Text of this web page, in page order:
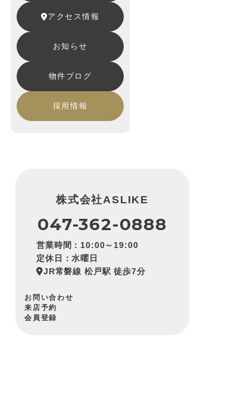
アクセス情報
お知らせ
物件ブログ
採用情報
株式会社ASLIKE
047-362-0888
営業時間：10:00～19:00
定休日：水曜日
JR常磐線 松戸駅 徒歩7分
お問い合わせ
来店予約
会員登録